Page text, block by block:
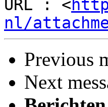
URL : <
nl/
Previous
Next